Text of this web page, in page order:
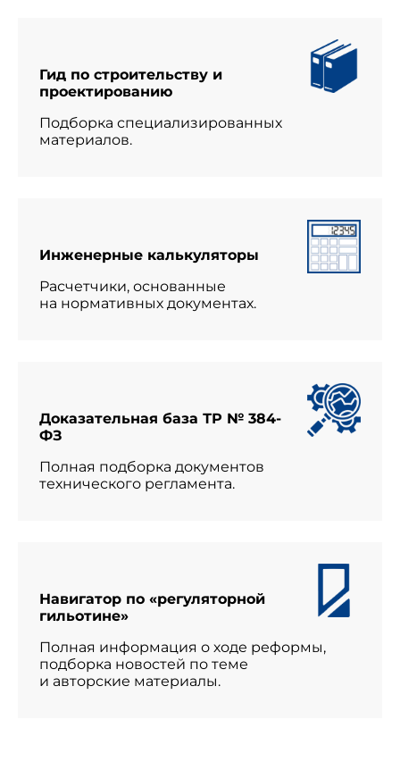
Гид по строительству и
проектированию
Подборка специализированных
материалов.
Инженерные калькуляторы
Расчетчики, основанные
на нормативных документах.
Доказательная база ТР № 384-
ФЗ
Полная подборка документов
технического регламента.
Навигатор по «регуляторной
гильотине»
Полная информация о ходе реформы,
подборка новостей по теме
и авторские материалы.